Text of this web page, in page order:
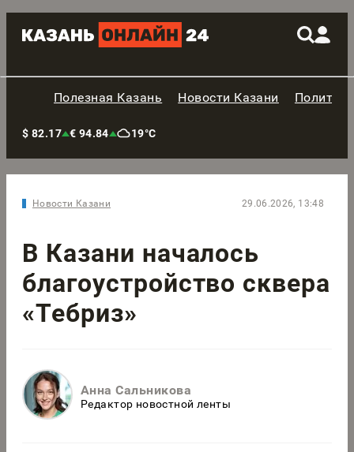
Полезная Казань Новости Казани
$ 82.17 € 94.84 19°C
Новости Казани 29.06.2026, 13:48
В Казани началось
благоустройство сквера
«Тебриз»
Анна Сальникова
Редактор новостной ленты